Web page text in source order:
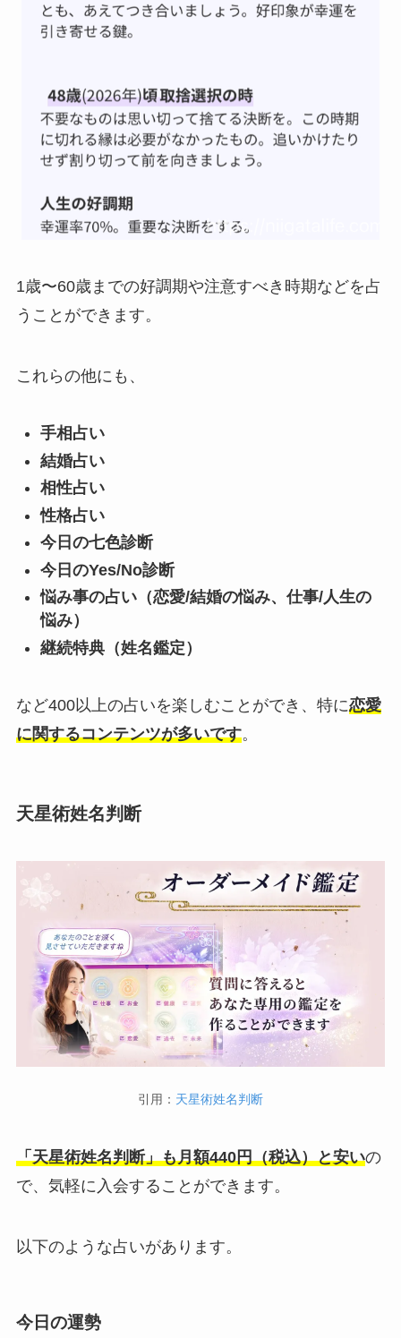
1歳〜60歳までの好調期や注意すべき時期などを占
うことができます。
これらの他にも、
手相占い
結婚占い
相性占い
性格占い
今日の七色診断
今日のYes/No診断
悩み事の占い（恋愛/結婚の悩み、仕事/人生の
悩み）
継続特典（姓名鑑定）
など400以上の占いを楽しむことができ、特に恋愛
に関するコンテンツが多いです。
天星術姓名判断
引用： 天星術姓名判断
「天星術姓名判断」も月額440円（税込）と安いの
で、気軽に入会することができます。
以下のような占いがあります。
今日の運勢